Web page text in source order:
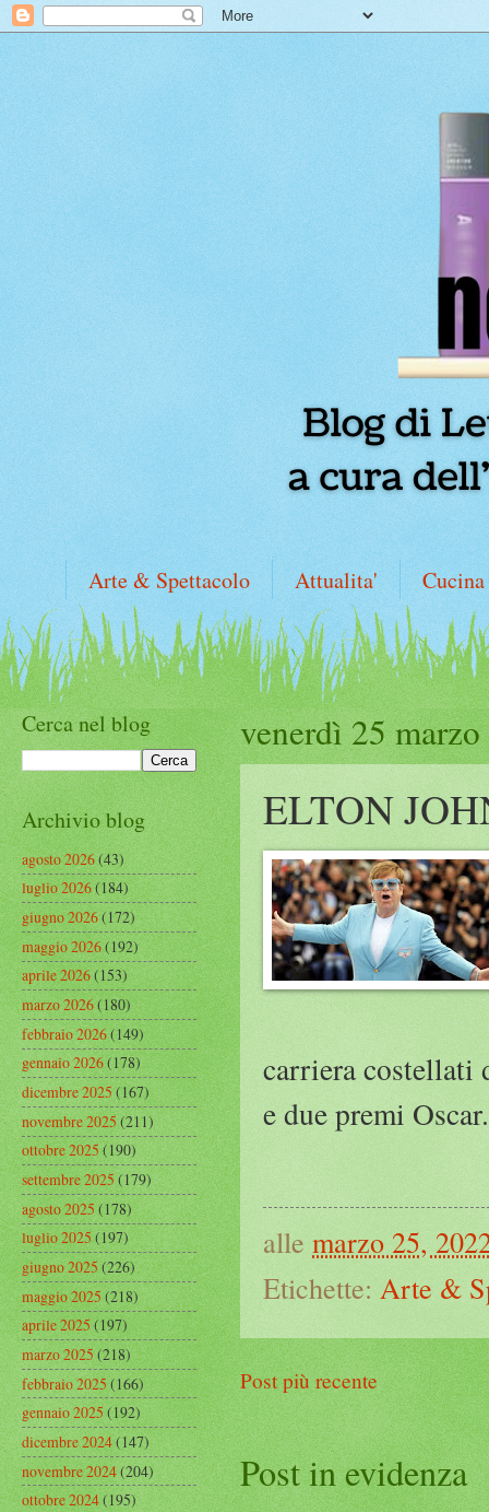
Arte & Spettacolo Attualita' Cucina
venerdì 25
ELTON
carriera costellati
e due premi Oscar.
alle marzo 25,
Etichette: Arte &
Post più recente
Post in evidenza
Cerca nel blog
Archivio blog
agosto 2026(43)
luglio 2026(184)
giugno 2026(172)
maggio 2026(192)
aprile 2026(153)
marzo 2026(180)
febbraio 2026(149)
gennaio 2026(178)
dicembre 2025(167)
novembre 2025(211)
ottobre 2025(190)
settembre 2025(179)
agosto 2025(178)
luglio 2025(197)
giugno 2025(226)
maggio 2025(218)
aprile 2025(197)
marzo 2025(218)
febbraio 2025(166)
gennaio 2025(192)
dicembre 2024(147)
novembre 2024(204)
ottobre 2024(195)